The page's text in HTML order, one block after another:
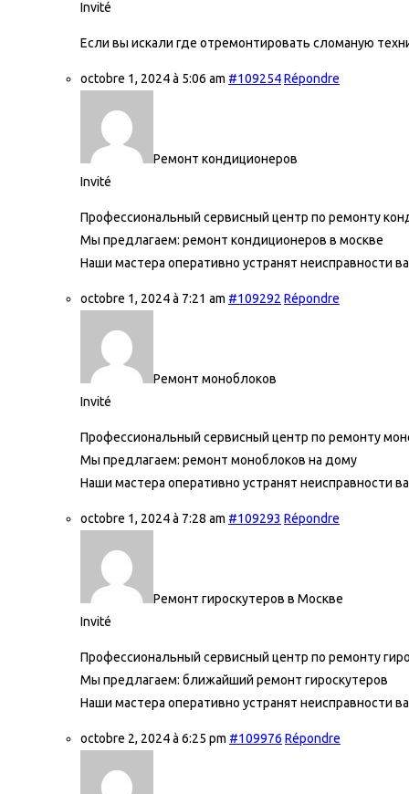
Invité
Если вы искали где отремонтировать сломаную
octobre 1, 2024 à 5:06 am #109254Répondre
Ремонт кондиционеров
Invité
Профессиональный сервисный центр по ремонту
Мы предлагаем: ремонт кондиционеров в москве
Наши мастера оперативно устранят неисправности
octobre 1, 2024 à 7:21 am #109292 Répondre
Ремонт моноблоков
Invité
Профессиональный сервисный центр по ремонту
Мы предлагаем: ремонт моноблоков на дому
Наши мастера оперативно устранят неисправности
octobre 1, 2024 à 7:28 am #109293 Répondre
Ремонт гироскутеров в Москве
Invité
Профессиональный сервисный центр по ремонту
Мы предлагаем: ближайший ремонт гироскутеров
Наши мастера оперативно устранят неисправности
octobre 2, 2024 à 6:25 pm #109976 Répondre